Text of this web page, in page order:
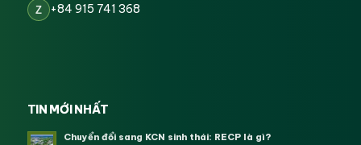
Z +84 915 741 368
TIN MỚI NHẤT
Chuyển đổi sang KCN sinh thái: RECP là gì?